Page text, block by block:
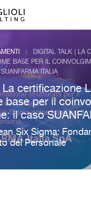
/
DIGITAL TALK | LA
BASE PER IL
ITALIA
certificazione
base per il
il caso
Six Sigma:
del Personale